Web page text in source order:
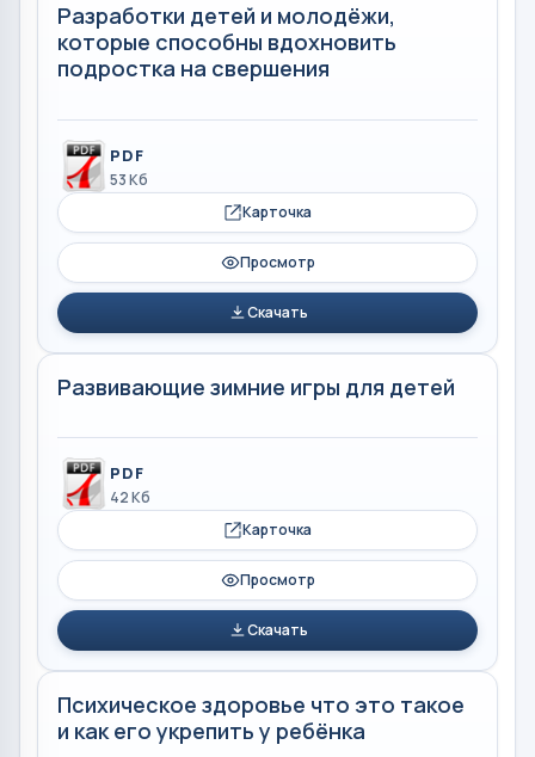
Разработки детей и молодёжи,
которые способны вдохновить
подростка на свершения
PDF
53 Кб
Карточка
Просмотр
Скачать
Развивающие зимние игры для детей
PDF
42 Кб
Карточка
Просмотр
Скачать
Психическое здоровье что это такое
и как его укрепить у ребёнка